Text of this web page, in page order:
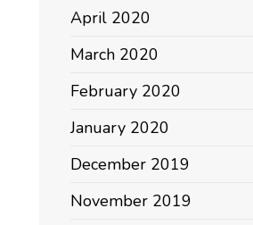
April 2020
March 2020
February 2020
January 2020
December 2019
November 2019